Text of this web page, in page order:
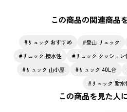
この商品の関連商品
リュック おすすめ 登山 リュック
リュック 撥水性
リュック クッション
リュック 山小屋
リュック 40L台
リュック 耐水
この商品を見た人